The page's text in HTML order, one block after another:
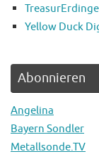
Yellow Duck
Abonnieren
Angelina
Bayern Sondler
Metallsonde.TV